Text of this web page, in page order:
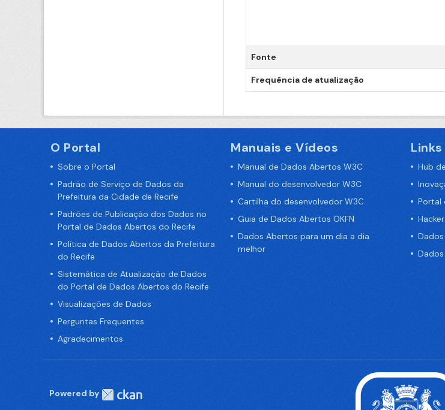
Fonte
Frequência de atualização
O Portal
Sobre o Portal
Padrão de Serviço de Dados da
Prefeitura da Cidade de Recife
Padrões de Publicação dos Dados no
Portal de Dados Abertos do Recife
Política de Dados Abertos da Prefeitura
do Recife
Sistemática de Atualização de Dados
do Portal de Dados Abertos do Recife
Visualizações de Dados
Perguntas Frequentes
Agradecimentos
Manuais e Vídeos
Manual de Dados Abertos W3C
Manual do desenvolvedor W3C
Cartilha do desenvolvedor W3C
Guia de Dados Abertos OKFN
Dados Abertos para um dia a dia
melhor
Hub
Portal
Powered by